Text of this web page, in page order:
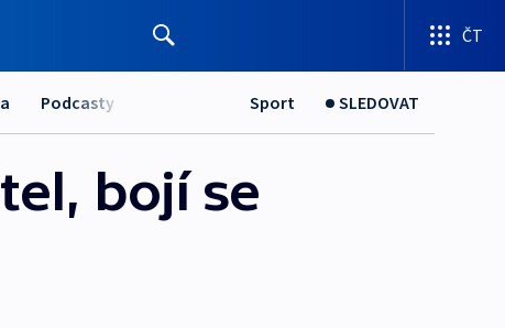
ČT
Podcasty Sport SLEDOVAT
bojí se